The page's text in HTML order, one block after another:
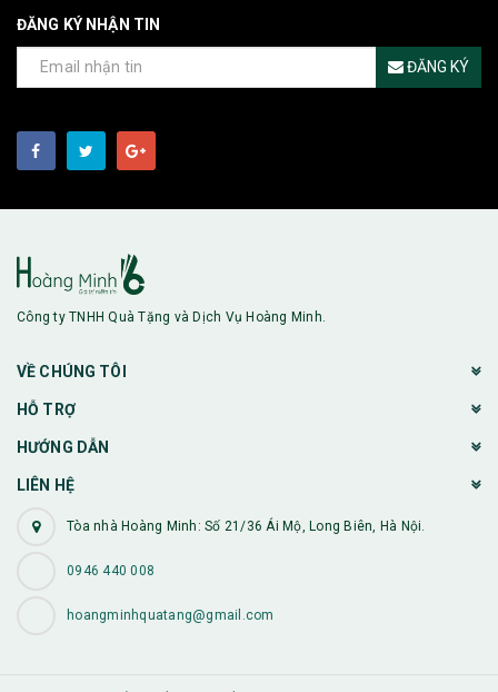
ĐĂNG KÝ NHẬN TIN
ĐĂNG KÝ
Công ty TNHH Quà Tặng và Dịch Vụ Hoàng Minh.
VỀ CHÚNG TÔI
HỖ TRỢ
HƯỚNG DẪN
LIÊN HỆ
Tòa nhà Hoàng Minh: Số 21/36 Ái Mộ, Long Biên, Hà Nội.
0946 440 008
hoangminhquatang@gmail.com